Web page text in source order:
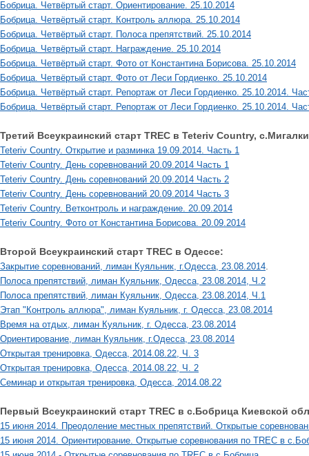
Бобрица. Четвёртый старт. Ориентирование. 25.10.2014
Бобрица. Четвёртый старт. Контроль аллюра. 25.10.2014
Бобрица. Четвёртый старт. Полоса препятствий. 25.10.2014
Бобрица. Четвёртый старт. Награждение. 25.10.2014
Бобрица. Четвёртый старт. Фото от Константина Борисова. 25.10.2014
Бобрица. Четвёртый старт. Фото от Леси Гордиенко. 25.10.2014
Бобрица. Четвёртый старт. Репортаж от Леси Гордиенко. 25.10.2014.
Бобрица. Четвёртый старт. Репортаж от Леси Гордиенко. 25.10.2014.
Третий Всеукраинский старт TREC в Teteriv Country,
Teteriv Country. Открытие и разминка 19.09.2014. Часть 1
Teteriv Country. День соревнований 20.09.2014 Часть 1
Teteriv Country. День соревнований 20.09.2014 Часть 2
Teteriv Country. День соревнований 20.09.2014 Часть 3
Teteriv Country. Ветконтроль и награждение. 20.09.2014
Teteriv Country. Фото от Константина Борисова. 20.09.2014
Второй Всеукраинский старт TREC в Одессе:
Закрытие соревнований, лиман Куяльник, г.Одесса, 23.08.2014
Полоса препятствий, лиман Куяльник, Одесса, 23.08.2014, Ч.2
Полоса препятствий, лиман Куяльник, Одесса, 23.08.2014, Ч.1
Этап "Контроль аллюра", лиман Куяльник, г. Одесса, 23.08.2014
Время на отдых, лиман Куяльник, г. Одесса, 23.08.2014
Ориентирование, лиман Куяльник, г.Одесса, 23.08.2014
Открытая тренировка, Одесса, 2014.08.22, Ч. 3
Открытая тренировка, Одесса, 2014.08.22, Ч. 2
Семинар и открытая тренировка, Одесса, 2014.08.22
Первый Всеукраинский старт TREC в с.Бобрица Киевской
15 июня 2014. Преодоление местных препятствий. Открытые
15 июня 2014. Ориентирование. Открытые соревнования по TREC в